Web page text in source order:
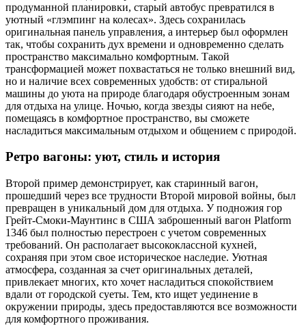
продуманной планировки, старый автобус превратился в
уютный «глэмпинг на колесах». Здесь сохранилась
оригинальная панель управления, а интерьер был оформлен
так, чтобы сохранить дух времени и одновременно сделать
пространство максимально комфортным. Такой
трансформацией может похвастаться не только внешний вид,
но и наличие всех современных удобств: от стиральной
машины до уюта на природе благодаря обустроенным зонам
для отдыха на улице. Ночью, когда звезды сияют на небе,
помещаясь в комфортное пространство, вы сможете
насладиться максимальным отдыхом и общением с природой.
Ретро вагоны: уют, стиль и история
Второй пример демонстрирует, как старинный вагон,
прошедший через все трудности Второй мировой войны, был
превращен в уникальный дом для отдыха. У подножия гор
Грейт-Смоки-Маунтинс в США заброшенный вагон Platform
1346 был полностью перестроен с учетом современных
требований. Он располагает высококлассной кухней,
сохраняя при этом свое историческое наследие. Уютная
атмосфера, созданная за счет оригинальных деталей,
привлекает многих, кто хочет насладиться спокойствием
вдали от городской суеты. Тем, кто ищет уединение в
окружении природы, здесь предоставляются все возможности
для комфортного проживания.